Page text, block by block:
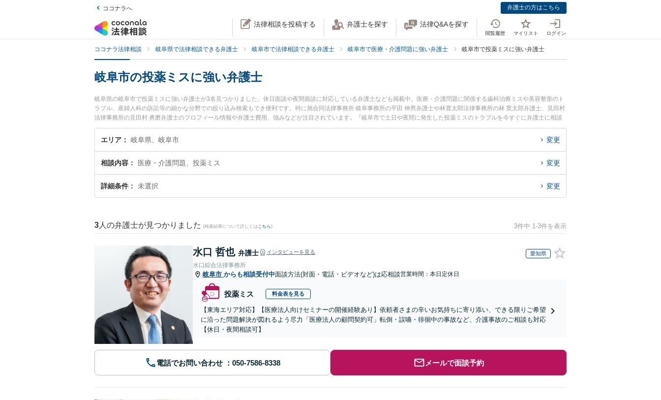
ココナラへ 弁護士の方はこちら
法律相談を投稿する 弁護士を探す 法律Q&Aを探す
閲覧履歴 マイリスト ログイン
ココナラ法律相談 岐阜県で法律相談できる弁護士 岐阜市で法律相談できる弁護士 岐阜市で医療・介護問題に強い弁護士 岐阜市で投薬ミスに強い弁護士
岐阜市の投薬ミスに強い弁護士
岐阜県の岐阜市で投薬ミスに強い弁護士が3名見つかりました。休日面談や夜間面談に対応している弁護士なども掲載中。医療・介護問題に関係する歯科治療ミスや美容整形のト
ラブル、産婦人科の訴訟等の細かな分野での絞り込み検索もでき便利です。特に旭合同法律事務所 岐阜事務所の平田 伸男弁護士や林寛太郎法律事務所の林 寛太郎弁護士、見田村
法律事務所の見田村 勇磨弁護士のプロフィール情報や弁護士費用、強みなどが注目されています。『岐阜市で土日や夜間に発生した投薬ミスのトラブルを今すぐに弁護士に相談
したい』『投薬ミスのトラブル解決の実績豊富な近くの弁護士を検索したい』『初回相談無料で投薬ミスを法律相談できる岐阜市内の弁護士に相談予約したい』などでお困りの相
談者さんにおすすめです。
エリア 岐阜県、岐阜市 変更
相談内容 医療・介護問題、投薬ミス 変更
詳細条件 未選択 変更
3 人の弁護士が見つかりました (検索結果について詳しくは こちら) 3件中 1-3件を表示
水口 哲也 弁護士 インタビューを見る 愛知県
水口綜合法律事務所
岐阜市 からも相談受付中面談方法(対面・電話・ビデオなど)は応相談営業時間：本日定休日
投薬ミス 料金表を見る
【東海エリア対応】【医療法人向けセミナーの開催経験あり】依頼者さまの辛いお気持ちに寄り添い、できる限りご希望
に沿った問題解決が図れるよう尽力「医療法人の顧問契約可」転倒・誤嚥・徘徊中の事故など、介護事故のご相談も対応
【休日・夜間相談可】
電話でお問い合わせ メールで面談予約